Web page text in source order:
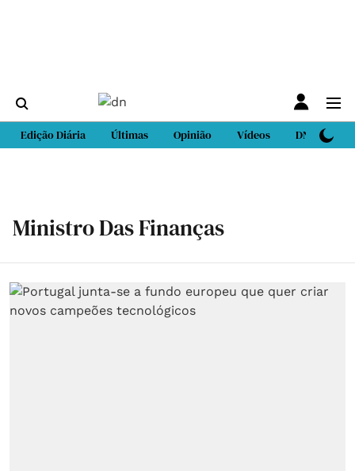
Edição Diária Últimas Opinião Vídeos DN Sport
Ministro Das Finanças